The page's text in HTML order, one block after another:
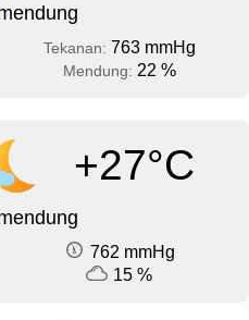
Tekanan: 763 mmHg
Mendung: 22 %
+27°C
762 mmHg
15 %